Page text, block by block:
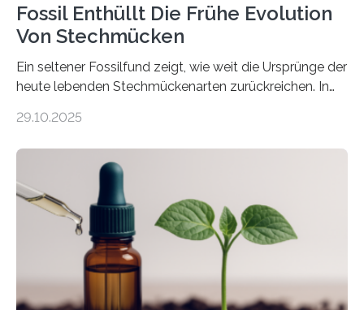
Fossil Enthüllt Die Frühe Evolution
Von Stechmücken
Ein seltener Fossilfund zeigt, wie weit die Ursprünge der
heute lebenden Stechmückenarten zurückreichen. In
Forschende die bisher älteste bekannte Stechmücken-
Region Kachin in Myanmar und hat sich in
ausgezeichnetem Zustand erhalten. Es konnte als neue
Art einer neuen Gattung beschrieben werden und trägt
nun den Namen Cretosabethes primaevus. Dieser erste
fossile Nachweis einer Stechmückenlarve in Bernstein
stellt gleichzeitig den ersten Fossilfund einer
Mückenlarve aus dem Mesozoikum dar, denn…
29.10.2025